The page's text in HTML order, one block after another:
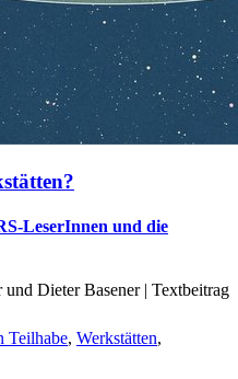
LeserInnen und die
Dieter Basener| Textbeitrag
Teilhabe, Werkstätten,